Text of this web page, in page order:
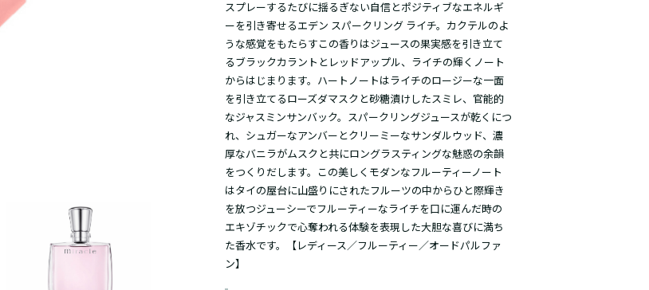
スプレーするたびに揺るぎない自信とポジティブなエネルギ
ーを引き寄せるエデン スパークリング ライチ。カクテルのよ
うな感覚をもたらすこの香りはジュースの果実感を引き立て
るブラックカラントとレッドアップル、ライチの輝くノート
からはじまります。ハートノートはライチのロージーな一面
を引き立てるローズダマスクと砂糖漬けしたスミレ、官能的
なジャスミンサンバック。スパークリングジュースが乾くにつ
れ、シュガーなアンバーとクリーミーなサンダルウッド、濃
厚なバニラがムスクと共にロングラスティングな魅惑の余韻
をつくりだします。この美しくモダンなフルーティーノート
はタイの屋台に山盛りにされたフルーツの中からひと際輝き
を放つジューシーでフルーティーなライチを口に運んだ時の
エキゾチックで心奪われる体験を表現した大胆な喜びに満ち
た香水です。【レディース／フルーティー／オードパルファ
ン】